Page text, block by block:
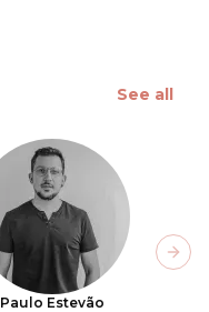
See all
Paulo Estevão